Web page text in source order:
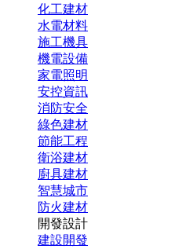
化工建材
水電材料
施工機具
機電設備
家電照明
安控資訊
消防安全
綠色建材
節能工程
衛浴建材
廚具建材
智慧城市
防火建材
開發設計
建設開發